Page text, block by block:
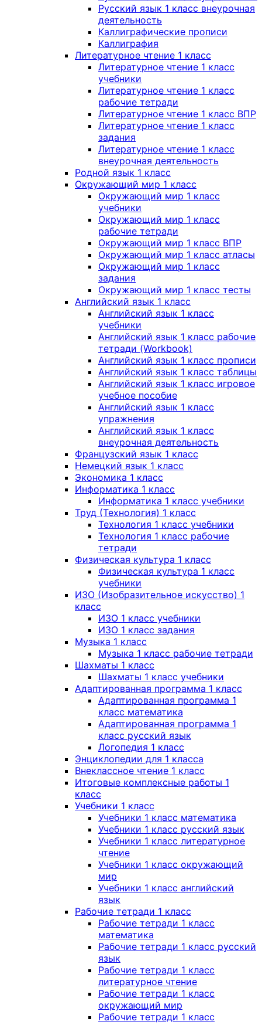
Русский язык 1 класс внеурочная
деятельность
Каллиграфические прописи
Каллиграфия
Литературное чтение 1 класс
Литературное чтение 1 класс
учебники
Литературное чтение 1 класс
рабочие тетради
Литературное чтение 1 класс ВПР
Литературное чтение 1 класс
задания
Литературное чтение 1 класс
внеурочная деятельность
Родной язык 1 класс
Окружающий мир 1 класс
Окружающий мир 1 класс
учебники
Окружающий мир 1 класс
рабочие тетради
Окружающий мир 1 класс ВПР
Окружающий мир 1 класс атласы
Окружающий мир 1 класс
задания
Окружающий мир 1 класс тесты
Английский язык 1 класс
Английский язык 1 класс
учебники
Английский язык 1 класс рабочие
тетради (Workbook)
Английский язык 1 класс прописи
Английский язык 1 класс таблицы
Английский язык 1 класс игровое
учебное пособие
Английский язык 1 класс
упражнения
Английский язык 1 класс
внеурочная деятельность
Французский язык 1 класс
Немецкий язык 1 класс
Экономика 1 класс
Информатика 1 класс
Информатика 1 класс учебники
Труд (Технология) 1 класс
Технология 1 класс учебники
Технология 1 класс рабочие
тетради
Физическая культура 1 класс
Физическая культура 1 класс
учебники
ИЗО (Изобразительное искусство) 1
класс
ИЗО 1 класс учебники
ИЗО 1 класс задания
Музыка 1 класс
Музыка 1 класс рабочие тетради
Шахматы 1 класс
Шахматы 1 класс учебники
Адаптированная программа 1 класс
Адаптированная программа 1
класс математика
Адаптированная программа 1
класс русский язык
Логопедия 1 класс
Энциклопедии для 1 класса
Внеклассное чтение 1 класс
Итоговые комплексные работы 1
класс
Учебники 1 класс
Учебники 1 класс математика
Учебники 1 класс русский язык
Учебники 1 класс литературное
чтение
Учебники 1 класс окружающий
мир
Учебники 1 класс английский
язык
Рабочие тетради 1 класс
Рабочие тетради 1 класс
математика
Рабочие тетради 1 класс русский
язык
Рабочие тетради 1 класс
литературное чтение
Рабочие тетради 1 класс
окружающий мир
Рабочие тетради 1 класс